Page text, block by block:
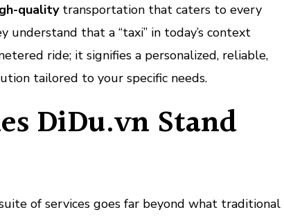
qualitytransportation that caters to every
understand that a “taxi” in today’s context
ride; it signifies a personalized, reliable,
tailored to your specific needs.
DiDu.vn Stand
suite of services goes far beyond what traditional